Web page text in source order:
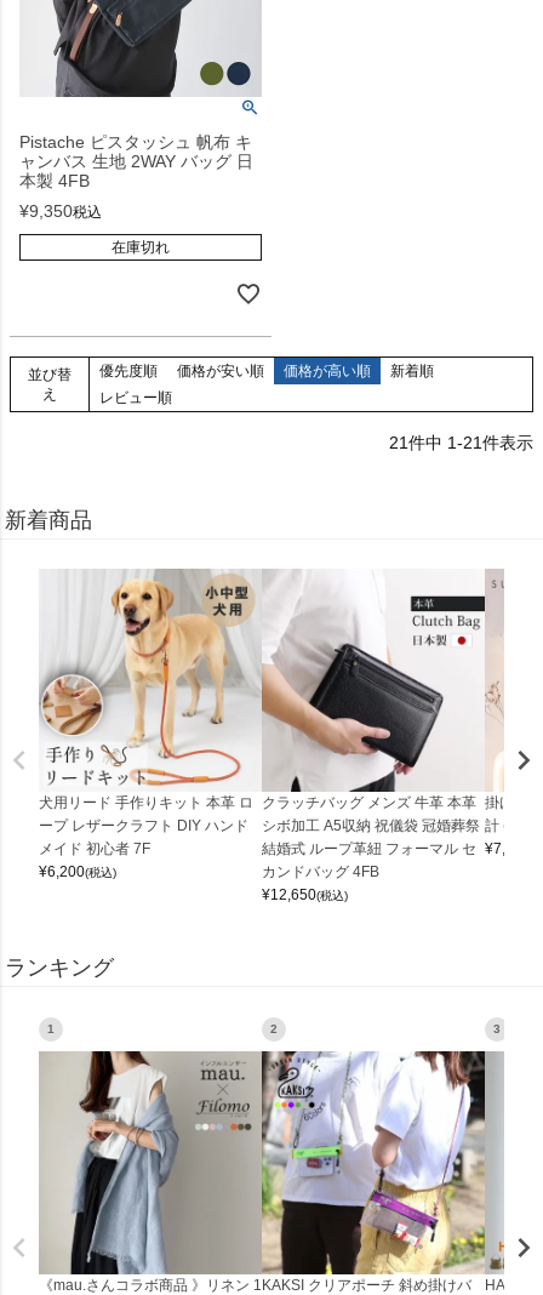
Pistache ピスタッシュ 帆布 キ
ャンバス 生地 2WAY バッグ 日
本製 4FB
¥9,350税込
在庫切れ
並び替
え
優先度順 価格が安い順 価格が高い順
新着順
レビュー順
21件中 1-21件表示
新着商品
犬用リード 手作りキット 本革 ロ
ープ レザークラフト DIY ハンド
メイド 初心者 7F
¥6,200(税込)
クラッチバッグ メンズ 牛革 本革
シボ加工 A5収納 祝儀袋 冠婚葬祭
結婚式 ループ革紐 フォーマル セ
カンドバッグ 4FB
¥12,650(税込)
掛け時
計
¥7,150
ランキング
1
《mau.さんコラボ商品 》リネン 1
2
KAKSI クリアポーチ 斜め掛けバ
3